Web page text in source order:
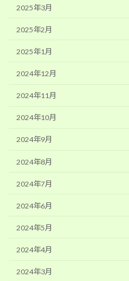
2025年3月
2025年2月
2025年1月
2024年12月
2024年11月
2024年10月
2024年9月
2024年8月
2024年7月
2024年6月
2024年5月
2024年4月
2024年3月